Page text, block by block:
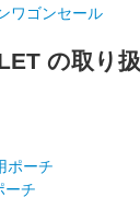
の取り
ーチ